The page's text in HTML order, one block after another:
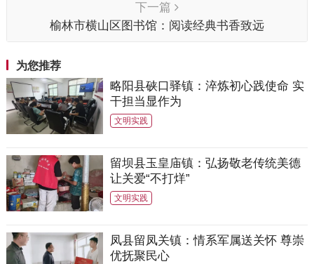
下一篇
榆林市横山区图书馆：阅读经典书香致远
为您推荐
略阳县硖口驿镇：淬炼初心践使命 实
干担当显作为
文明实践
留坝县玉皇庙镇：弘扬敬老传统美德
让关爱“不打烊”
文明实践
凤县留凤关镇：情系军属送关怀 尊崇
优抚聚民心